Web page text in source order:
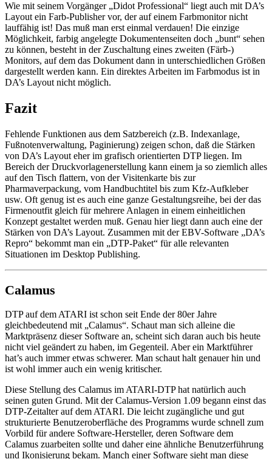
Wie mit seinem Vorgänger „Didot Professional“ liegt auch mit DA’s
Layout ein Farb-Publisher vor, der auf einem Farbmonitor nicht
lauffähig ist! Das muß man erst einmal verdauen! Die einzige
Möglichkeit, farbig angelegte Dokumentenseiten doch „bunt“ sehen
zu können, besteht in der Zuschaltung eines zweiten (Färb-)
Monitors, auf dem das Dokument dann in unterschiedlichen Größen
dargestellt werden kann. Ein direktes Arbeiten im Farbmodus ist in
DA’s Layout nicht möglich.
Fazit
Fehlende Funktionen aus dem Satzbereich (z.B. Indexanlage,
Fußnotenverwaltung, Paginierung) zeigen schon, daß die Stärken
von DA’s Layout eher im grafisch orientierten DTP liegen. Im
Bereich der Druckvorlagenerstellung kann einem ja so ziemlich alles
auf den Tisch flattern, von der Visitenkarte bis zur
Pharmaverpackung, vom Handbuchtitel bis zum Kfz-Aufkleber
usw. Oft genug ist es auch eine ganze Gestaltungsreihe, bei der das
Firmenoutfit gleich für mehrere Anlagen in einem einheitlichen
Konzept gestaltet werden muß. Genau hier liegt dann auch eine der
Stärken von DA’s Layout. Zusammen mit der EBV-Software „DA’s
Repro“ bekommt man ein „DTP-Paket“ für alle relevanten
Situationen im Desktop Publishing.
Calamus
DTP auf dem ATARI ist schon seit Ende der 80er Jahre
gleichbedeutend mit „Calamus“. Schaut man sich alleine die
Marktpräsenz dieser Software an, scheint sich daran auch bis heute
nicht viel geändert zu haben, im Gegenteil. Aber ein Marktführer
hat’s auch immer etwas schwerer. Man schaut halt genauer hin und
ist wohl immer auch ein wenig kritischer.
Diese Stellung des Calamus im ATARI-DTP hat natürlich auch
seinen guten Grund. Mit der Calamus-Version 1.09 begann einst das
DTP-Zeitalter auf dem ATARI. Die leicht zugängliche und gut
strukturierte Benutzeroberfläche des Programms wurde schnell zum
Vorbild für andere Software-Hersteller, deren Software dem
Calamus zuarbeiten sollte und daher eine ähnliche Benutzerführung
und Ikonisierung bekam. Manch einer Software sieht man diese